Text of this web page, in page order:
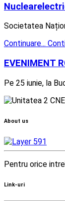
Societatea
Continuare...
EVENIMENT
Pe 25 iunie, la
About us
Pentru orice
Link-uri